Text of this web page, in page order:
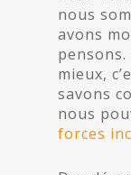
nous
avons
mieux,
savons
nous
forces